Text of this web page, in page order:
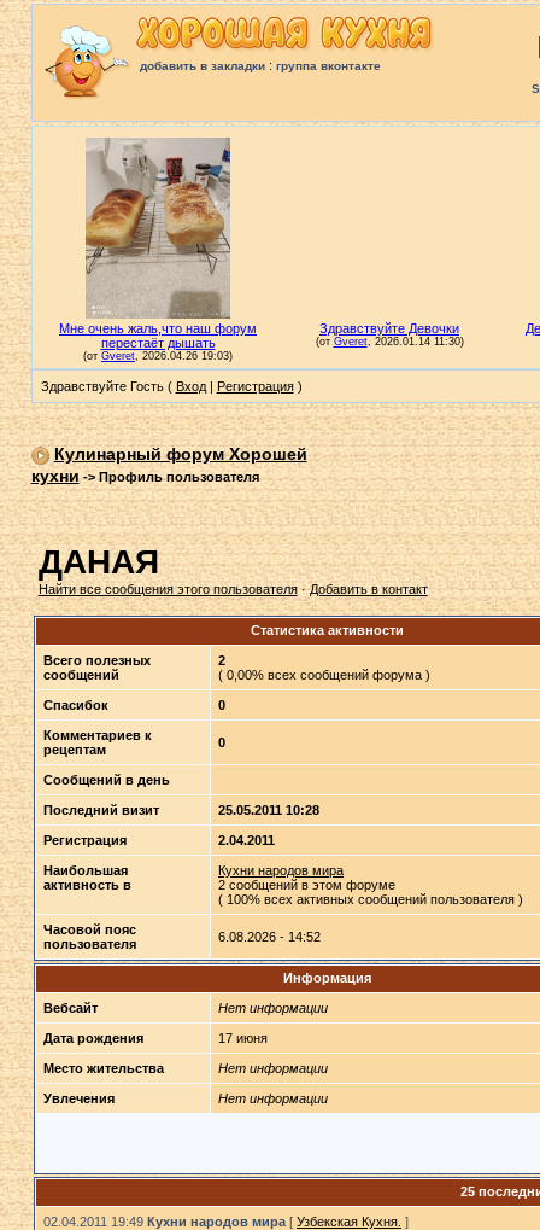
добавить в закладки: группа вконтакте
Здравствуйте Гость ( Вход| Регистрация)
Кулинарный форум Хорошей
кухни->Профиль пользователя
ДАНАЯ
Найти все сообщения этого пользователя·Добавить в контакт
Статистика активности
Всего полезных
сообщений
2
( 0,00% всех сообщений форума )
Спасибок 0
Комментариев к
рецептам
0
Сообщений в день
Последний визит 25.05.2011 10:28
Регистрация 2.04.2011
Наибольшая
активность в
Кухни народов мира
2 сообщений в этом форуме
( 100% всех активных сообщений пользователя )
Часовой пояс
пользователя
6.08.2026 - 14:52
Информация
Вебсайт Нет информации
Дата рождения 17 июня
Место жительства Нет информации
Увлечения Нет информации
25
02.04.2011 19:49 Кухни народов мира[ Узбекская Кухня. ]